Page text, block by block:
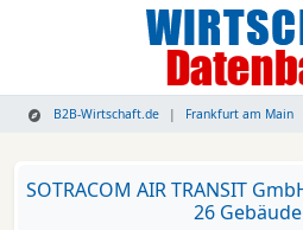
B2B-Wirtschaft.de Frankfurt am Main
SOTRACOM AIR TRANSIT
26